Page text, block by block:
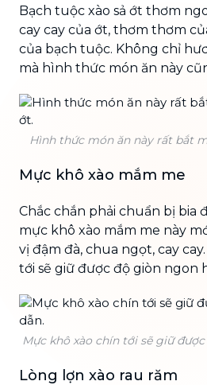
Bạch tuộc xào sả ớt thơm
cay cay của ớt, thơm thơm
của bạch tuộc. Không chỉ
mà hình thức món ăn này
Hình thức món ăn này rất bắt
Mực khô xào mắm me
Chắc chắn phải chuẩn bị bia
mực khô xào mắm me này
vị đậm đà, chua ngọt, cay
tới sẽ giữ được độ giòn ngon
Mực khô xào chín tới sẽ giữ
Lòng lợn xào rau răm